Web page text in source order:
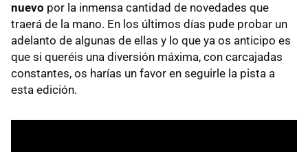
nuevo por la inmensa cantidad de novedades que
traerá de la mano. En los últimos días pude probar un
adelanto de algunas de ellas y lo que ya os anticipo es
que si queréis una diversión máxima, con carcajadas
constantes, os harías un favor en seguirle la pista a
esta edición.